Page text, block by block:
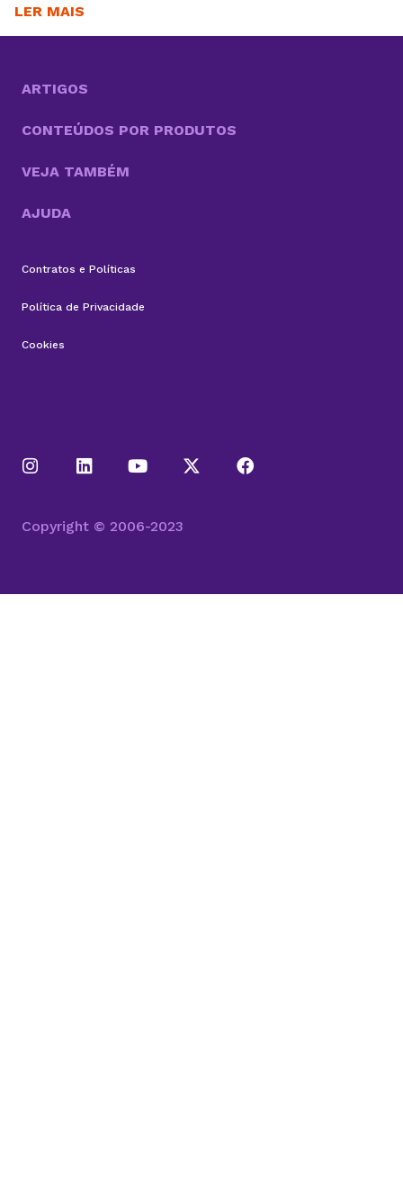
coleta, análise e ativação de dados, exatamente o
aproximar do...
LER MAIS
ARTIGOS
CONTEÚDOS POR PRODUTOS
VEJA TAMBÉM
AJUDA
Contratos e Políticas
Política de Privacidade
Cookies
Copyright © 2006-2023